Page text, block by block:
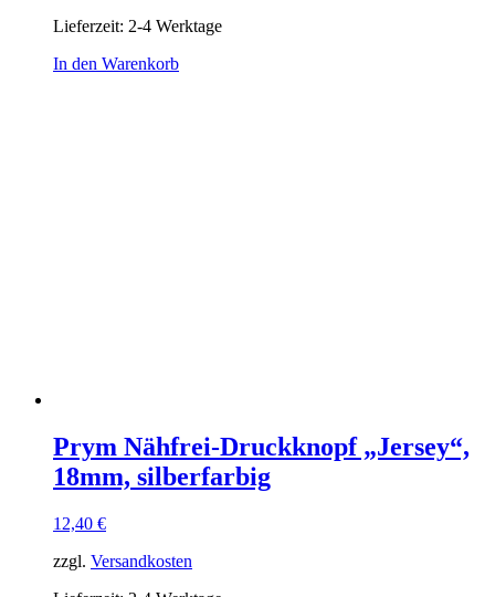
Lieferzeit: 2-4 Werktage
In den Warenkorb
Prym Nähfrei-Druckknopf „Jersey“,
18mm, silberfarbig
12,40 €
zzgl. Versandkosten